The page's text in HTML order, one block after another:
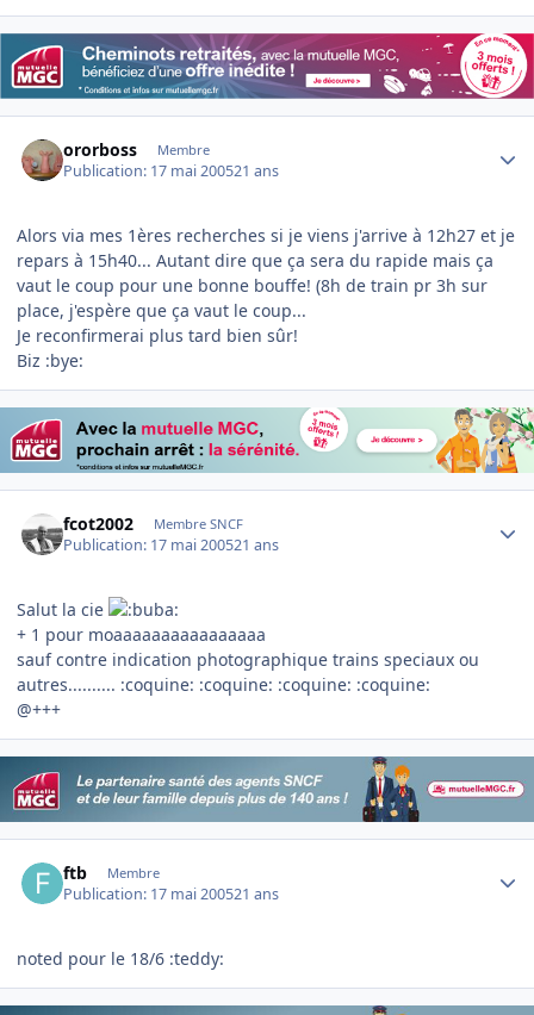
ororboss Membre
Publication: 17 mai 200521 ans
Alors via mes 1ères recherches si je viens j'arrive à 12h27 et je
repars à 15h40... Autant dire que ça sera du rapide mais ça
vaut le coup pour une bonne bouffe! (8h de train pr 3h sur
place, j'espère que ça vaut le coup...
Je reconfirmerai plus tard bien sûr!
Biz :bye:
fcot2002 Membre SNCF
Publication: 17 mai 200521 ans
Salut la cie
+ 1 pour moaaaaaaaaaaaaaaaa
sauf contre indication photographique trains speciaux ou
autres.......... :coquine: :coquine: :coquine: :coquine:
@+++
ftb Membre
Publication: 17 mai 200521 ans
noted pour le 18/6 :teddy: